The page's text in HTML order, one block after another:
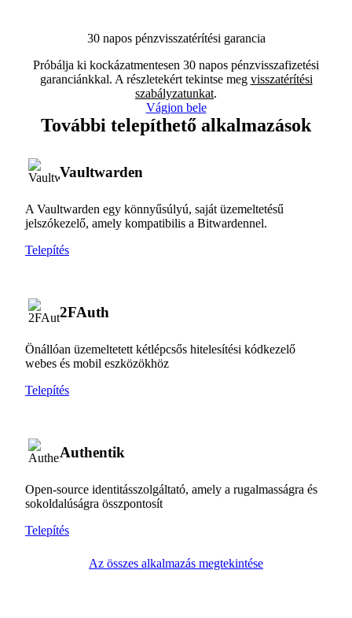
30 napos pénzvisszatérítési garancia
Próbálja ki kockázatmentesen 30 napos pénzvisszafizetési
garanciánkkal. A részletekért tekintse meg visszatérítési
szabályzatunkat.
Vágjon bele
További telepíthető alkalmazások
Vaultwarden
A Vaultwarden egy könnyűsúlyú, saját üzemeltetésű
jelszókezelő, amely kompatibilis a Bitwardennel.
Telepítés
2FAuth
Önállóan üzemeltetett kétlépcsős hitelesítési kódkezelő
webes és mobil eszközökhöz
Telepítés
Authentik
Open-source identitásszolgáltató, amely a rugalmasságra és
sokoldalúságra összpontosít
Telepítés
Az összes alkalmazás megtekintése